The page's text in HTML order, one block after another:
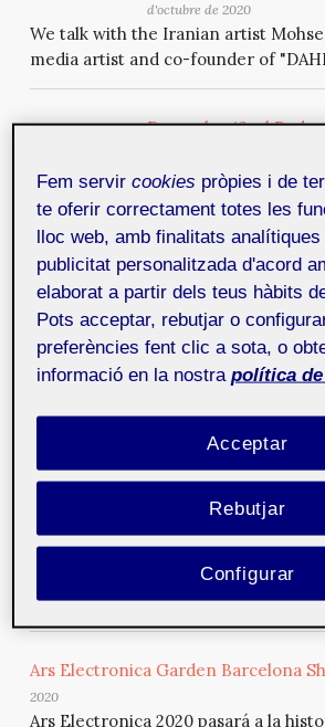
d'octubre de 2020
We talk with the Iranian artist
media artist and co-founder of
Despacho 42, el
y Telecomunicación
setembre de 2020
En enero de 2020 arrancaba el
César Córcoles, profesor de los
Informática, Multimedia y
lo presentaba como «Un lugar en el
tecnología, pero no sólo de
para hablar de cómo la tecnología
personas, pero también de cómo
Entrevista a Román
Entrevistamos a Román Torre, ha
conceptualizando, realizando y
tipo de producciones artísticas y
Ars Electronica Garden Barcelona
2020
Ars Electronica 2020 pasará a la
Fem servircookies pròpies i de
te oferir correctament totes les
lloc web, amb finalitats
publicitat personalitzada d'acord
elaborat a partir dels teus hàbits
Pots acceptar, rebutjar o
preferències fent clic a sota, o
informació en la nostra política
Rebutjar
Acceptar
Configurar